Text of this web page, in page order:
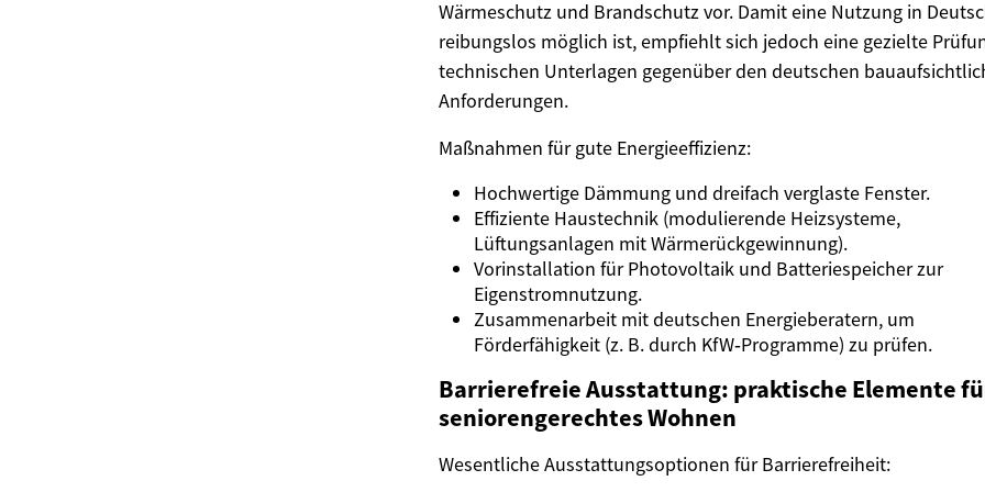
Wärmeschutz und Brandschutz vor. Damit eine Nutzung in
reibungslos möglich ist, empfiehlt sich jedoch eine gezielte
technischen Unterlagen gegenüber den deutschen
Anforderungen.
Maßnahmen für gute Energieeffizienz:
Hochwertige Dämmung und dreifach verglaste Fenster.
Effiziente Haustechnik (modulierende Heizsysteme,
Lüftungsanlagen mit Wärmerückgewinnung).
Vorinstallation für Photovoltaik und Batteriespeicher zur
Eigenstromnutzung.
Zusammenarbeit mit deutschen Energieberatern, um
Förderfähigkeit (z. B. durch KfW‑Programme) zu prüfen.
Barrierefreie Ausstattung: praktische Elemente
seniorengerechtes Wohnen
Wesentliche Ausstattungsoptionen für Barrierefreiheit: